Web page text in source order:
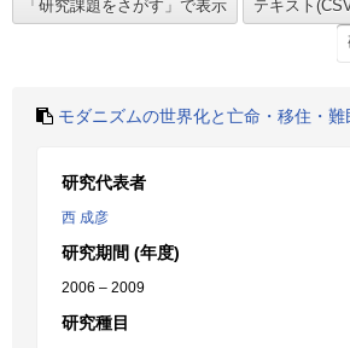
モダニズムの世界化と亡命・移住・難
研究代表者
西 成彦
研究期間 (年度)
2006 – 2009
研究種目